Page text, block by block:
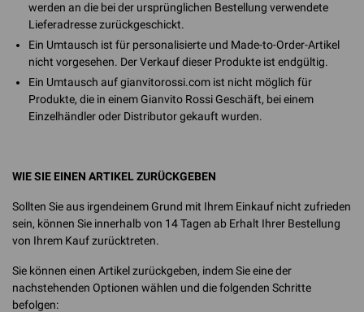
werden an die bei der ursprünglichen Bestellung verwendete
Lieferadresse zurückgeschickt.
Ein Umtausch ist für personalisierte und Made-to-Order-Artikel
nicht vorgesehen. Der Verkauf dieser Produkte ist endgültig.
Ein Umtausch auf gianvitorossi.com ist nicht möglich für
Produkte, die in einem Gianvito Rossi Geschäft, bei einem
Einzelhändler oder Distributor gekauft wurden.
WIE SIE EINEN ARTIKEL ZURÜCKGEBEN
Sollten Sie aus irgendeinem Grund mit Ihrem Einkauf nicht zufrieden
sein, können Sie innerhalb von 14 Tagen ab Erhalt Ihrer Bestellung
von Ihrem Kauf zurücktreten.
Sie können einen Artikel zurückgeben, indem Sie eine der
nachstehenden Optionen wählen und die folgenden Schritte
befolgen: